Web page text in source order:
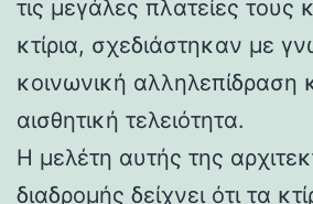
τις μεγάλες πλατείες τους
κτίρια, σχεδιάστηκαν με
κοινωνική αλληλεπίδραση
αισθητική τελειότητα.
Η μελέτη αυτής της
διαδρομής δείχνει ότι τα